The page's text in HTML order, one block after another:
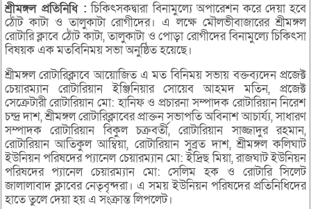
শ্রীমঙ্গল প্রতিনিধি : চিকিৎসকদ্বারা বিনামুল্যে অপারেশন করে দেয়া হবে
ঠোঁট কাটা ও তালুকাটা রোগীদের। এ লক্ষে মৌলভীবাজারের শ্রীমঙ্গল
রোটারি ক্লাবে ঠোঁট কাটা, তালুকাটা ও পোড়া রোগীদের বিনামুল্যে চিকিৎসা
বিষয়ক এক মতবিনিময় সভা অনুষ্ঠিত হয়েছে।
শ্রীমঙ্গল রোটারিক্লাবে আয়োজিত এ মত বিনিময় সভায় বক্তব্যদেন প্রজেক্ট
চেয়ারম্যান রোটারিয়ান ইঞ্জিনিয়ার সোয়েব আহমদ মতিন, প্রজেক্ট
সেক্রেটারী রোটারিয়ান মো: হানিফ ও প্রচারনা সম্পাদক রোটারিয়ান নিরেশ
চন্দ্র দাশ, শ্রীমঙ্গল রোটারিক্লাবের প্রাক্তন সভাপতি অবিনাশ আচার্য্য, সাধারণ
সম্পাদক রোটারিয়ান বিকুল চক্রবর্তী, রোটারিয়ান সাজ্জাদুর রহমান,
রোটারিয়ান আতিকুল আম্বিয়া, রোটারিয়ান সুব্রত দাশ, শ্রীমঙ্গল কলিঘাট
ইউনিয়ন পরিষদের প্যানেল চেয়ারম্যান মো: ইদ্রিছ মিয়া, রাজঘাট ইউনিয়ন
পরিষদের প্যানেল চেয়ারম্যান মো: সেলিম হক ও রোটারি সিলেট
জালালাবাদ ক্লাবের নেতৃবৃন্দরা। এ সময় ইউনিয়ন পরিষদের প্রতিনিধিদের
হাতে তুলে দেয়া হয় এ সংক্রান্ত লিপলেট।